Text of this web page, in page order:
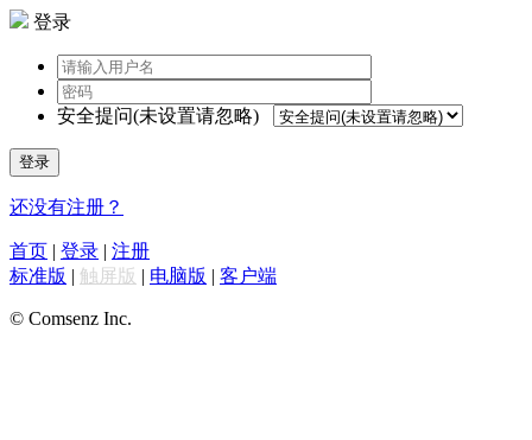
登录
安全提问(未设置请忽略)
登录
还没有注册？
首页 | 登录 | 注册
标准版 | 触屏版 | 电脑版 | 客户端
© Comsenz Inc.